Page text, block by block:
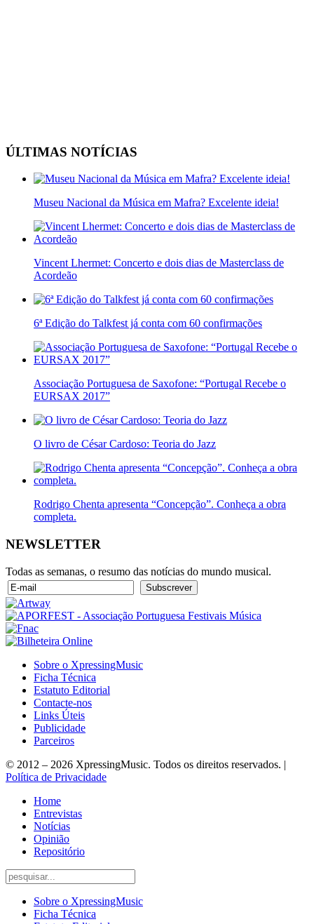
ÚLTIMAS NOTÍCIAS
Museu Nacional da Música em Mafra? Excelente ideia!
Vincent Lhermet: Concerto e dois dias de Masterclass de
Acordeão
6ª Edição do Talkfest já conta com 60 confirmações
Associação Portuguesa de Saxofone: “Portugal Recebe o
EURSAX 2017”
O livro de César Cardoso: Teoria do Jazz
Rodrigo Chenta apresenta “Concepção”. Conheça a obra
completa.
NEWSLETTER
Todas as semanas, o resumo das notícias do mundo musical.
Sobre o XpressingMusic
Ficha Técnica
Estatuto Editorial
Contacte-nos
Links Úteis
Publicidade
Parceiros
© 2012 – 2026 XpressingMusic. Todos os direitos reservados. |
Política de Privacidade
Home
Entrevistas
Notícias
Opinião
Repositório
Sobre o XpressingMusic
Ficha Técnica